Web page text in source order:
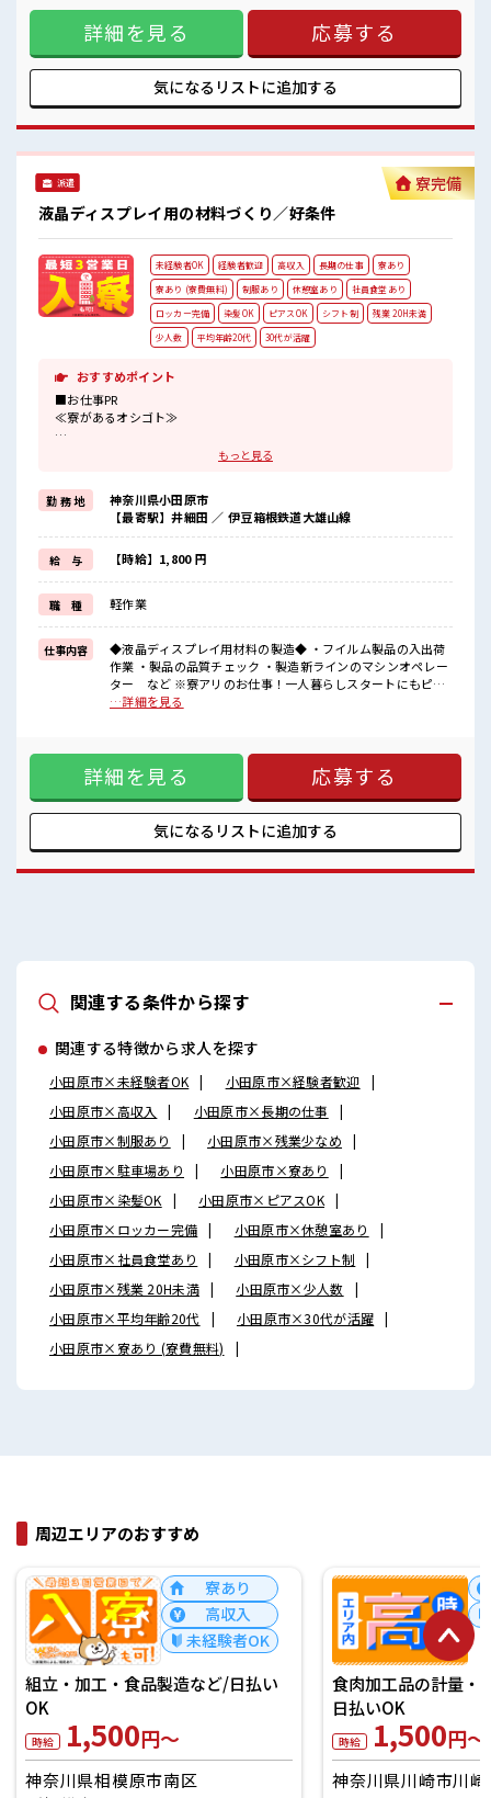
必要な方。 ≪稼ぎたい人向け≫ 高収入を希望される方にオス
スメ。 残業は月20時間以上あります♪ ≪機能的な制服アリ≫
制服があるので事前準備不要♪ ■職場の雰囲気 《20代・30代
のスタッフさん活躍中》 メニュー豊富な社員食堂あり！ ドリ
ンクサーバー無料♪ コンビニ徒歩圏内！ 無料駐車場・ロッカ
ー・休憩室・喫煙所完備！
詳細を見る 応募する
気になるリストに追加する
派遣
液晶ディスプレイ用の材料づくり／好条件
寮完備
未経験者OK 経験者歓迎 高収入 長期の仕事
寮あり
寮あり (寮費無料)
制服あり 休憩室あり
社員食堂あり
ロッカー完備
染髪OK ピアスOK シフト制
残業 20H未満
少人数
平均年齢20代 30代が活躍
おすすめポイント
■お仕事PR
≪寮があるオシゴト≫
方にもオススメ！
寮付きのお仕事なのでそんな心配はほぼナシ！
≪高時給案件≫
未経験スタートでも時給1800円～スタート！
≪適度な残業でお給料UP≫
残業は月20時間未満でほどよく稼げます♪
≪未経験の方も大カンゲイ≫
新しいことにチャレンジするのは不安だけど、
しっかり働く環境が整っています！
イチからスキルUP・ステップUP目指していきましょう！！
『少人数』だからコミュニケーションも取りやすい◎
明るすぎたり奇抜過ぎなければヘアカラーOK！
休憩室完備でランチや休憩も充実しそう♪
高収入もバッチリ目指せますよ！
もっと見る
勤 務 地
神奈川県小田原市
【最寄駅】井細田 ／ 伊豆箱根鉄道大雄山線
給 与 【時給】1,800 円
職 種 軽作業
仕事内容
◆液晶ディスプレイ用材料の製造◆ ・フイルム製品の入出荷
作業 ・製品の品質チェック ・製造新ラインのマシンオペレー
ター など ※寮アリのお仕事！一人暮らしスタートにもピッ
タリ♪ ■お仕事PR ≪寮があるオシゴト≫ ワンルーム寮が0
心配はほぼナシ！ ≪高時給案件≫ 未経験スタートでも時給
1800円～スタート！ ≪適度な残業でお給料UP≫ 残業は月20
時間未満でほどよく稼げます♪ ≪未経験の方も大カンゲイ≫
新しいことにチャレンジするのは不安だけど、 しっかり働く
環境が整っています！ イチからスキルUP・ステップUP目指
していきましょう！！ ■職場の雰囲気 『少人数』だからコミ
ばヘアカラーOK！ 休憩室完備でランチや休憩も充実しそう♪
…詳細を見る
詳細を見る 応募する
気になるリストに追加する
関連する条件から探す
関連する特徴から求人を探す
小田原市×未経験者OK
小田原市×経験者歓迎
小田原市×高収入
小田原市×長期の仕事
小田原市×制服あり
小田原市×残業少なめ
小田原市×駐車場あり
小田原市×寮あり
小田原市×染髪OK
小田原市×ピアスOK
小田原市×ロッカー完備
小田原市×休憩室あり
小田原市×社員食堂あり
小田原市×シフト制
小田原市×残業 20H未満
小田原市×少人数
小田原市×平均年齢20代
小田原市×30代が活躍
小田原市×寮あり (寮費無料)
周辺エリアのおすすめ
寮あり
高収入
未経験者OK
組立・加工・食品製造など/日払い
OK
時給 1,500円～
神奈川県相模原市南区
食肉加工品の計量・
日払いOK
時給 1,500円～
神奈川県川崎市川